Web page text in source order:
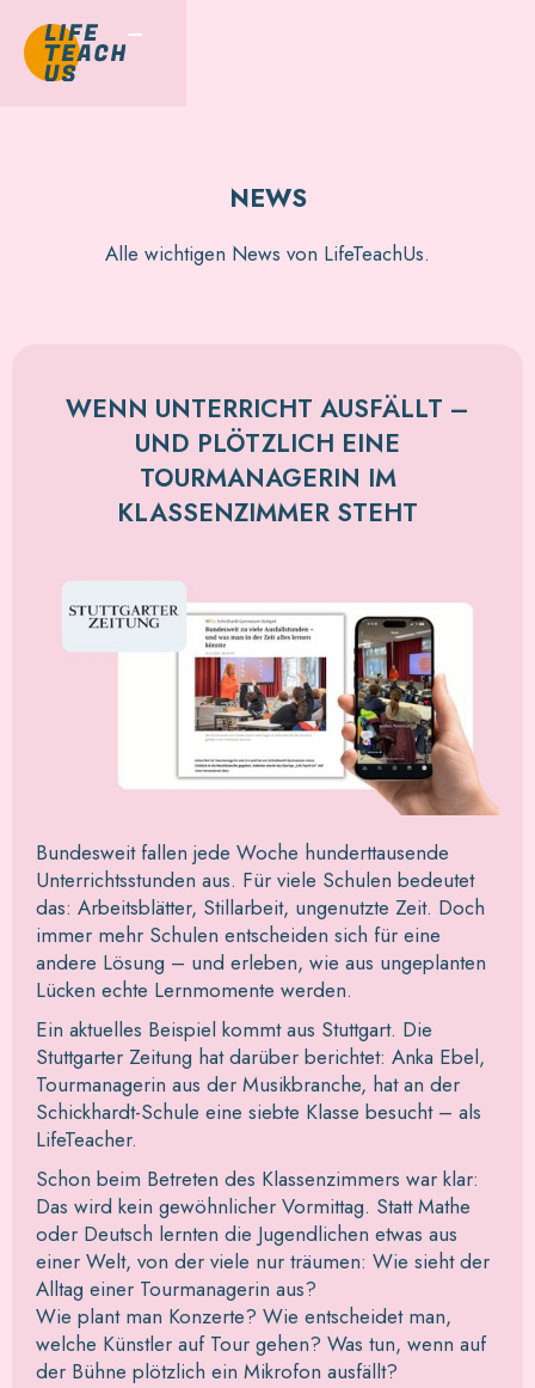
NEWS
Alle wichtigen News von LifeTeachUs.
WENN UNTERRICHT AUSFÄLLT –
UND PLÖTZLICH EINE
TOURMANAGERIN IM
KLASSENZIMMER STEHT
Bundesweit fallen jede Woche hunderttausende
Unterrichtsstunden aus. Für viele Schulen bedeutet
das: Arbeitsblätter, Stillarbeit, ungenutzte Zeit. Doch
immer mehr Schulen entscheiden sich für eine
andere Lösung – und erleben, wie aus ungeplanten
Lücken echte Lernmomente werden.
Ein aktuelles Beispiel kommt aus Stuttgart. Die
Stuttgarter Zeitung hat darüber berichtet: Anka Ebel,
Tourmanagerin aus der Musikbranche, hat an der
Schickhardt-Schule eine siebte Klasse besucht – als
LifeTeacher.
Schon beim Betreten des Klassenzimmers war klar:
Das wird kein gewöhnlicher Vormittag. Statt Mathe
oder Deutsch lernten die Jugendlichen etwas aus
einer Welt, von der viele nur träumen: Wie sieht der
Alltag einer Tourmanagerin aus?
Wie plant man Konzerte? Wie entscheidet man,
welche Künstler auf Tour gehen? Was tun, wenn auf
der Bühne plötzlich ein Mikrofon ausfällt?